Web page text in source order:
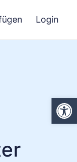
Login